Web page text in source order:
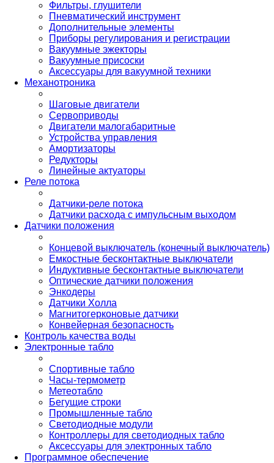
Фильтры, глушители
Пневматический инструмент
Дополнительные элементы
Приборы регулирования и регистрации
Вакуумные эжекторы
Вакуумные присоски
Аксессуары для вакуумной техники
Механотроника
Шаговые двигатели
Сервоприводы
Двигатели малогабаритные
Устройства управления
Амортизаторы
Редукторы
Линейные актуаторы
Реле потока
Датчики-реле потока
Датчики расхода с импульсным выходом
Датчики положения
Концевой выключатель (конечный выключатель)
Емкостные бесконтактные выключатели
Индуктивные бесконтактные выключатели
Оптические датчики положения
Энкодеры
Датчики Холла
Магнитогерконовые датчики
Конвейерная безопасность
Контроль качества воды
Электронные табло
Спортивные табло
Часы-термометр
Метеотабло
Бегущие строки
Промышленные табло
Светодиодные модули
Контроллеры для светодиодных табло
Аксессуары для электронных табло
Программное обеспечение